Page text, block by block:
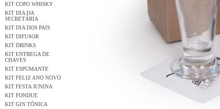
KIT COPO WHISKY
KIT DIA DA
SECRETÁRIA
KIT DIA DOS PAIS
KIT DIFUSOR
KIT DRINKS
KIT ENTREGA DE
CHAVES
KIT ESPUMANTE
KIT FELIZ ANO NOVO
KIT FESTA JUNINA
KIT FONDUE
KIT GIN TÔNICA